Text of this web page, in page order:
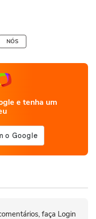
NÓS
e tenha um
faça Login